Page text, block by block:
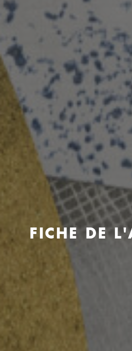
FICHE DE